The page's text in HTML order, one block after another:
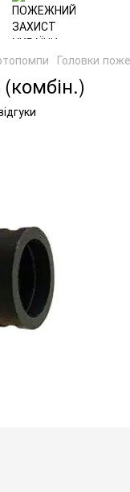
Головки